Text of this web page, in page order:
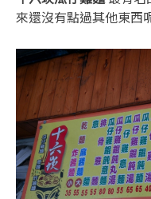
來還沒有點過其他東西